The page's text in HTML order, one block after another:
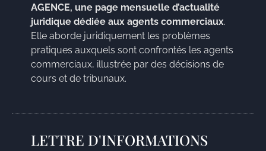
AGENCE, une page mensuelle d’actualité
juridique dédiée aux agents commerciaux.
Elle aborde juridiquement les problèmes
pratiques auxquels sont confrontés les agents
commerciaux, illustrée par des décisions de
cours et de tribunaux.
LETTRE D'INFORMATIONS